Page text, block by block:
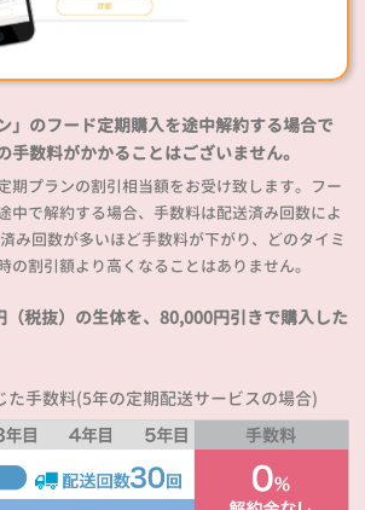
」のフード定期購入を途中解約する場合で
手数料がかかることはございません。
期プランの割引相当額をお受け致します。フー
中で解約する場合、手数料は配送済み回数によ
み回数が多いほど手数料が下がり、どのタイミ
の割引額より高くなることはありません。
税抜）の生体を、80,000円引きで購入した
た手数料(5年の定期配送サービスの場合)